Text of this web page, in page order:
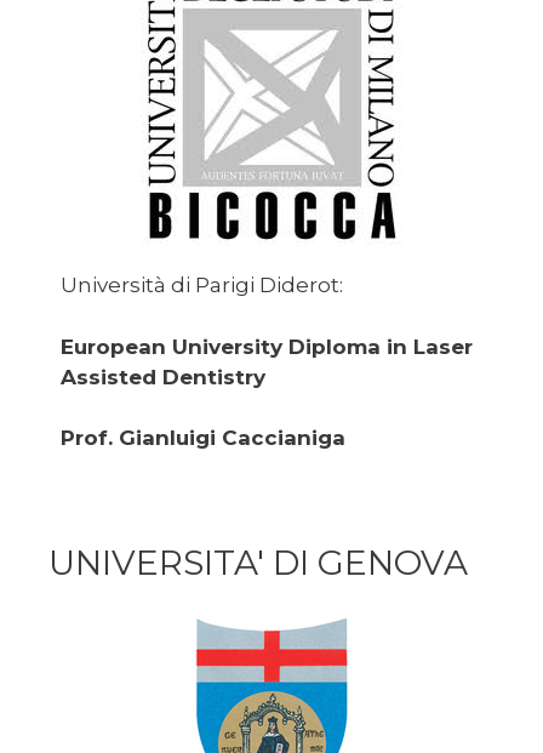
Università di Parigi Diderot:
European University Diploma in Laser
Assisted Dentistry
Prof. Gianluigi Caccianiga
UNIVERSITA' DI GENOVA